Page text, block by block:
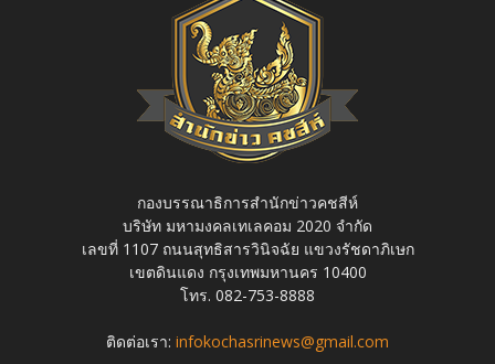
กองบรรณาธิการสำนักข่าวคชสีห์
บริษัท มหามงคลเทเลคอม 2020 จำกัด
เลขที่ 1107 ถนนสุทธิสารวินิจฉัย แขวงรัชดาภิเษก
เขตดินแดง กรุงเทพมหานคร 10400
โทร. 082-753-8888
ติดต่อเรา: infokochasrinews@gmail.com